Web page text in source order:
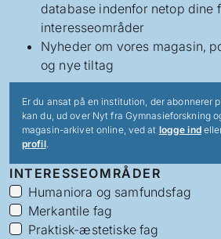
database indenfor netop dine
interesseområder
Nyheder om vores magasin,
og nye tiltag
Er du ansat på en institution, der abonnerer
kan du, ud over Nyt fra Gymnasieforskning
magasin-arkivet online, ved at logge ind
profil.
INTERESSEOMRÅDER
Humaniora og samfundsfag
Merkantile fag
Praktisk-æstetiske fag